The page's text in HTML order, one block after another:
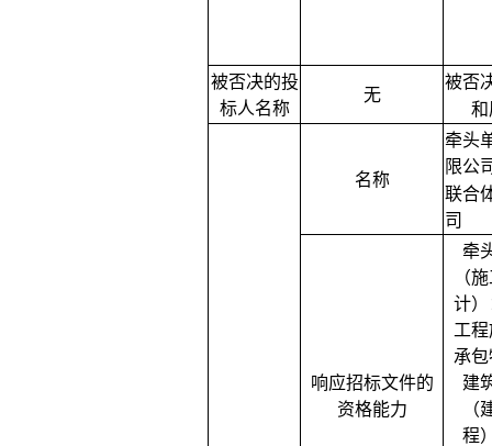
被否决的投
标人名称
无
被否
和
名称
牵头
限公
联合
司
响应招标文件的
资格能力
牵
（
计）
工
承
建
（
程